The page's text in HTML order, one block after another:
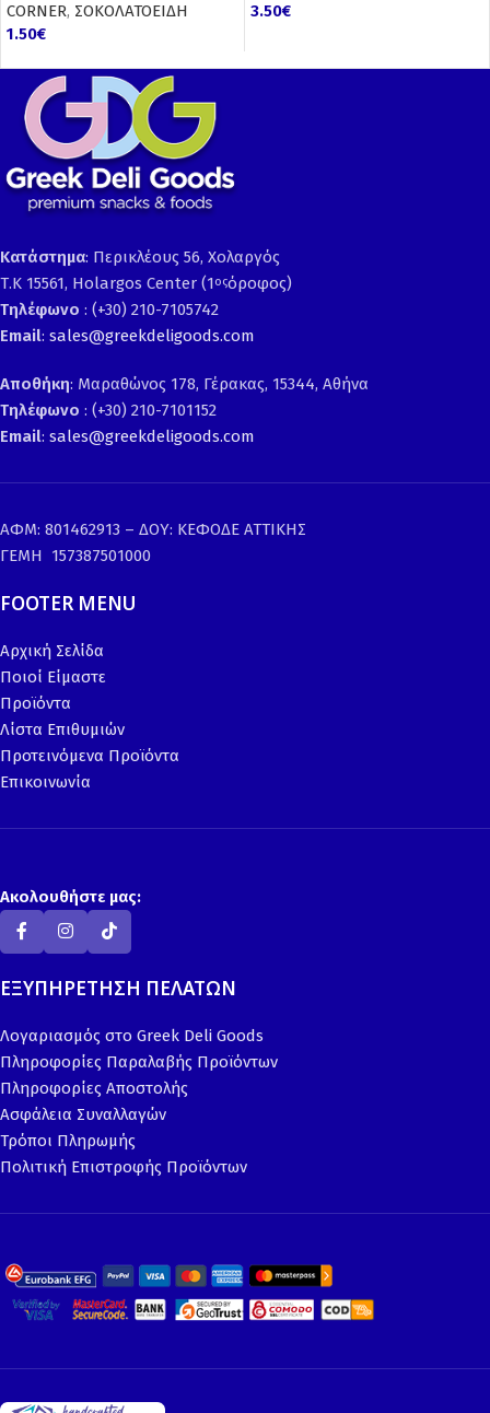
CORNER, ΣΟΚΟΛΑΤΟΕΙΔΗ
1.50€
3.50€
Κατάστημα: Περικλέους 56, Χολαργός
Τ.Κ 15561, Holargos Center (1οςόροφος)
Τηλέφωνο : (+30) 210-7105742
Email: sales@greekdeligoods.com
Αποθήκη: Μαραθώνος 178, Γέρακας, 15344, Αθήνα
Τηλέφωνο : (+30) 210-7101152
Email: sales@greekdeligoods.com
ΑΦΜ: 801462913 – ΔΟΥ: ΚΕΦΟΔΕ ΑΤΤΙΚΗΣ
ΓΕΜΗ 157387501000
FOOTER MENU
Αρχική Σελίδα
Ποιοί Είμαστε
Προϊόντα
Λίστα Επιθυμιών
Προτεινόμενα Προϊόντα
Επικοινωνία
Ακολουθήστε μας:
ΕΞΥΠΗΡΕΤΗΣΗ ΠΕΛΑΤΩΝ
Λογαριασμός στο Greek Deli Goods
Πληροφορίες Παραλαβής Προϊόντων
Πληροφορίες Αποστολής
Ασφάλεια Συναλλαγών
Τρόποι Πληρωμής
Πολιτική Επιστροφής Προϊόντων